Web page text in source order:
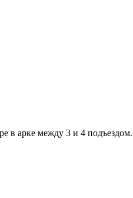
в арке между 3 и 4